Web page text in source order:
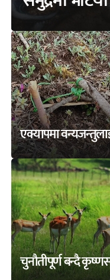
एक्यापमा
चुनौतीपूर्ण बन्दै